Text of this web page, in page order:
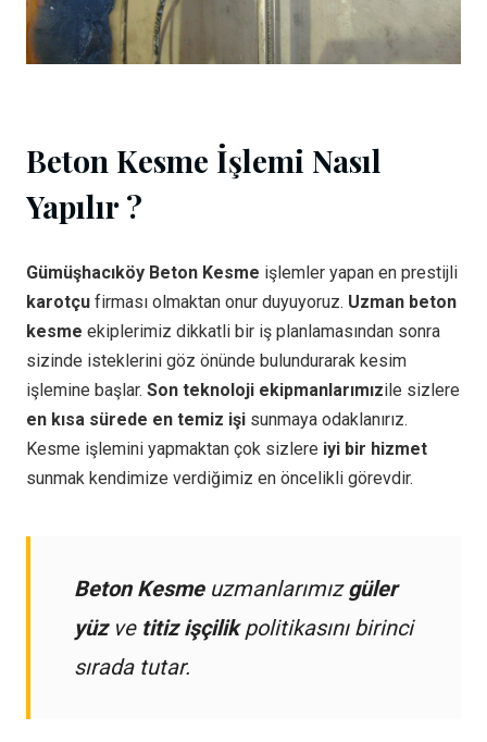
Beton Kesme İşlemi Nasıl
Yapılır ?
Gümüşhacıköy Beton Kesme işlemler yapan en prestijli
karotçu firması olmaktan onur duyuyoruz. Uzman beton
kesme ekiplerimiz dikkatli bir iş planlamasından sonra
sizinde isteklerini göz önünde bulundurarak kesim
işlemine başlar. Son teknoloji ekipmanlarımızile sizlere
en kısa sürede en temiz işi sunmaya odaklanırız.
Kesme işlemini yapmaktan çok sizlere iyi bir hizmet
sunmak kendimize verdiğimiz en öncelikli görevdir.
Beton Kesmeuzmanlarımızgüler
yüzve titiz işçilikpolitikasını birinci
sırada tutar.